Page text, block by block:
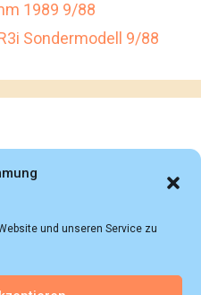
und unseren Service zu
1989 9/88
Sondermodell 9/88